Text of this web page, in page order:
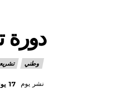
دورة
وطني
نشر يوم 17 يونيو 2026